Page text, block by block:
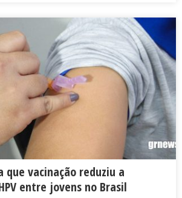
que vacinação reduziu a
entre jovens no Brasil